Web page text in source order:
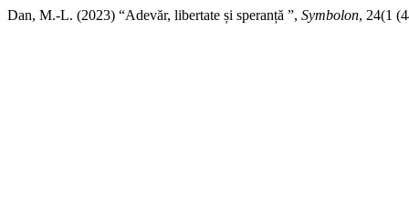
Dan, M.-L. (2023) “Adevăr, libertate și speranță ”, Symbolon, 24(1